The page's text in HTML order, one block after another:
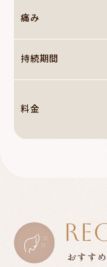
痛み
持続期間
料金
おすす